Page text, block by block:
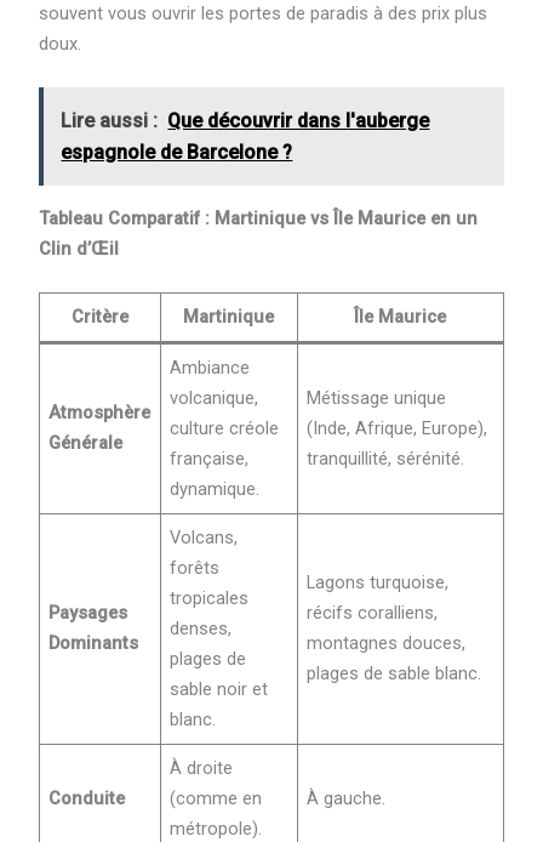
souvent vous ouvrir les portes de paradis à des prix plus
doux.
Lire aussi : Que découvrir dans l'auberge
espagnole de Barcelone ?
Tableau Comparatif : Martinique vs Île Maurice en un
Clin d’Œil
Critère Martinique Île Maurice
Atmosphère
Générale
Ambiance
volcanique,
culture créole
française,
dynamique.
Métissage unique
(Inde, Afrique, Europe),
tranquillité, sérénité.
Paysages
Dominants
Volcans,
forêts
tropicales
denses,
plages de
sable noir et
blanc.
Lagons turquoise,
récifs coralliens,
montagnes douces,
plages de sable blanc.
Conduite
À droite
(comme en
métropole).
À gauche.